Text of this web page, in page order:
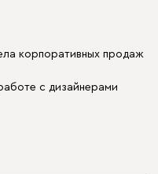
корпоративных продаж
с дизайнерами